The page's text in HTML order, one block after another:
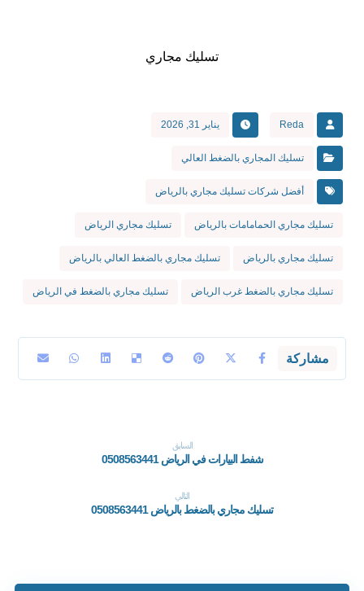
تسليك مجاري
Reda يناير 31, 2026
تسليك المجاري بالضغط العالي
أفضل شركات تسليك مجاري بالرياض
تسليك مجاري الحمامامات بالرياض تسليك مجاري الرياض
تسليك مجاري بالرياض تسليك مجاري بالضغط العالي بالرياض
تسليك مجاري بالضغط غرب الرياض تسليك مجاري بالضغط في الرياض
السابق
شفط البيارات في الرياض 0508563441
التالي
تسليك مجاري بالضغط بالرياض 0508563441